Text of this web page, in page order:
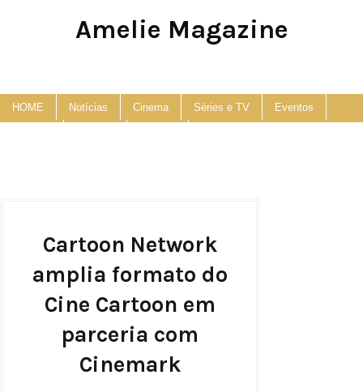
Amelie Magazine
HOME Notícias Cinema Séries e TV Eventos
Cartoon Network
amplia formato do
Cine Cartoon em
parceria com
Cinemark